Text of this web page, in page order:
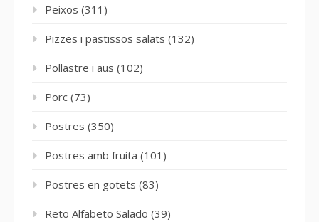
Peixos (311)
Pizzes i pastissos salats (132)
Pollastre i aus (102)
Porc (73)
Postres (350)
Postres amb fruita (101)
Postres en gotets (83)
Reto Alfabeto Salado (39)